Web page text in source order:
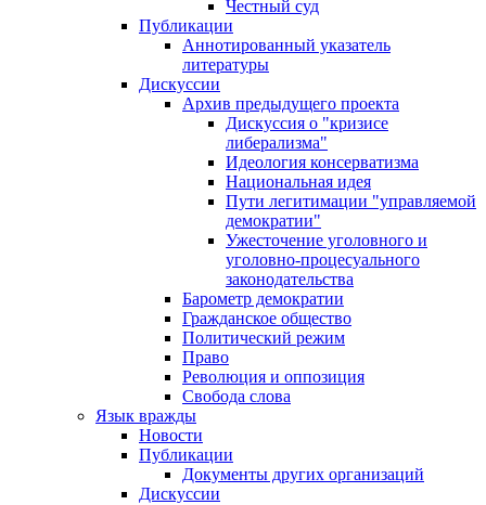
Честный суд
Публикации
Аннотированный указатель
литературы
Дискуссии
Архив предыдущего проекта
Дискуссия о "кризисе
либерализма"
Идеология консерватизма
Национальная идея
Пути легитимации "управляемой
демократии"
Ужесточение уголовного и
уголовно-процесуального
законодательства
Барометр демократии
Гражданское общество
Политический режим
Право
Революция и оппозиция
Свобода слова
Язык вражды
Новости
Публикации
Документы других организаций
Дискуссии